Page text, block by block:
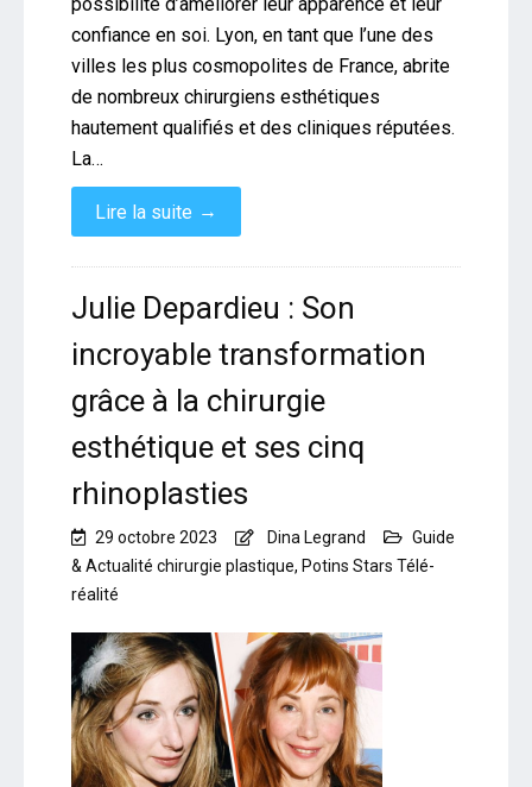
possibilité d’améliorer leur apparence et leur
confiance en soi. Lyon, en tant que l’une des
villes les plus cosmopolites de France, abrite
de nombreux chirurgiens esthétiques
hautement qualifiés et des cliniques réputées.
La…
Lire la suite →
Julie Depardieu : Son
incroyable transformation
grâce à la chirurgie
esthétique et ses cinq
rhinoplasties
29 octobre 2023 Dina Legrand
Guide
& Actualité chirurgie plastique, Potins Stars Télé-
réalité